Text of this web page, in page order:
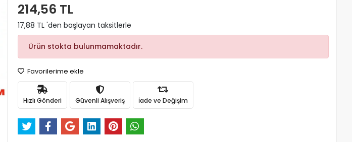
214,56 TL
17,88 TL 'den başlayan taksitlerle
Ürün stokta bulunmamaktadır.
Favorilerime ekle
Hızlı Gönderi Güvenli Alışveriş İade ve Değişim